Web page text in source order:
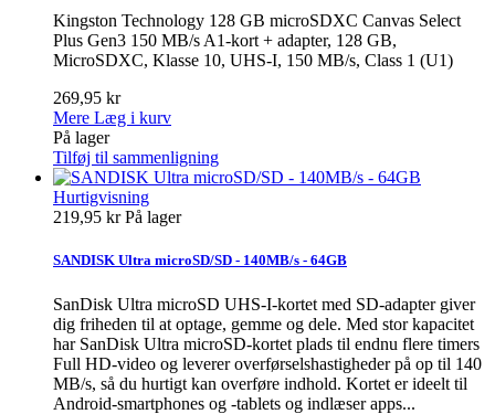
Kingston Technology 128 GB microSDXC Canvas Select
Plus Gen3 150 MB/s A1-kort + adapter, 128 GB,
MicroSDXC, Klasse 10, UHS-I, 150 MB/s, Class 1 (U1)
269,95 kr
Mere Læg i kurv
På lager
Tilføj til sammenligning
Hurtigvisning
219,95 krPå lager
SANDISK Ultra microSD/SD - 140MB/s - 64GB
SanDisk Ultra microSD UHS-I-kortet med SD-adapter giver
dig friheden til at optage, gemme og dele. Med stor kapacitet
har SanDisk Ultra microSD-kortet plads til endnu flere timers
Full HD-video og leverer overførselshastigheder på op til 140
MB/s, så du hurtigt kan overføre indhold. Kortet er ideelt til
Android-smartphones og -tablets og indlæser apps...